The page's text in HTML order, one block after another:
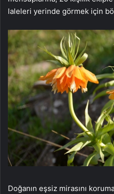
laleleri yerinde görmek için
Doğanın eşsiz mirasını